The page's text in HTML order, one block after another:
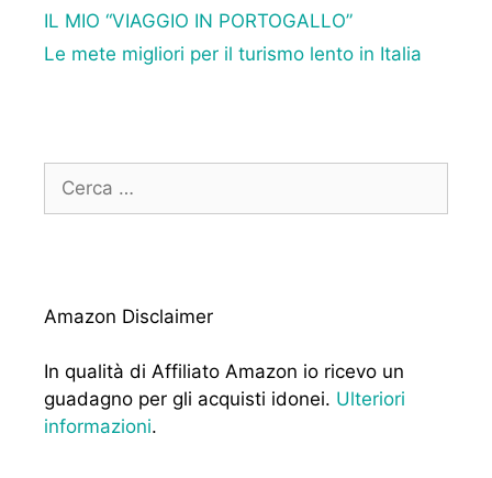
IL MIO “VIAGGIO IN PORTOGALLO”
Le mete migliori per il turismo lento in Italia
per:
Amazon Disclaimer
In qualità di Affiliato Amazon io ricevo un
guadagno per gli acquisti idonei. Ulteriori
informazioni.